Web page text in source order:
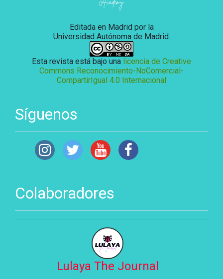
Editada en Madrid por la
Universidad Autónoma de Madrid.
Esta revista está bajo una licencia de Creative
Commons Reconocimiento-NoComercial-
CompartirIgual 4.0 Internacional
Síguenos
Colaboradores
Lulaya The Journal